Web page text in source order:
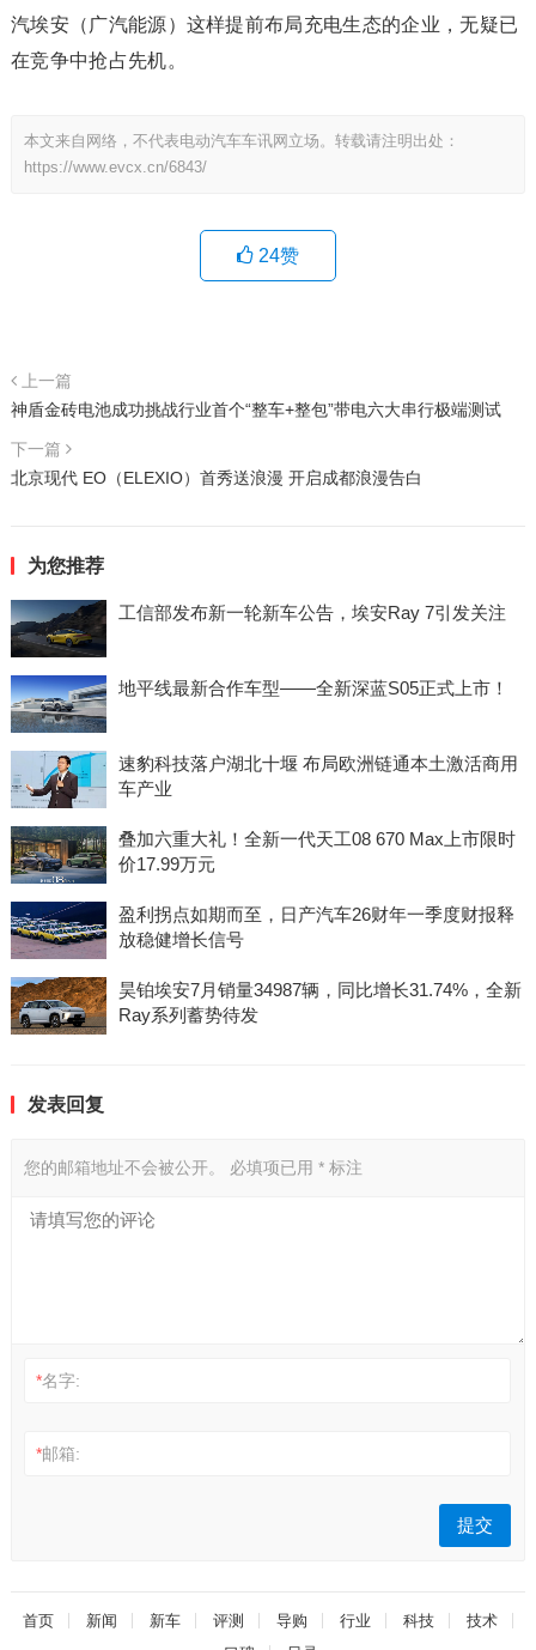
汽埃安（广汽能源）这样提前布局充电生态的企业，无疑已
在竞争中抢占先机。
本文来自网络，不代表电动汽车车讯网立场。转载请注明出处：
https://www.evcx.cn/6843/
24赞
上一篇
神盾金砖电池成功挑战行业首个“整车+整包”带电六大串行极端测试
下一篇
北京现代 EO（ELEXIO）首秀送浪漫 开启成都浪漫告白
为您推荐
工信部发布新一轮新车公告，埃安Ray 7引发关注
地平线最新合作车型——全新深蓝S05正式上市！
速豹科技落户湖北十堰 布局欧洲链通本土激活商用
车产业
叠加六重大礼！全新一代天工08 670 Max上市限时
价17.99万元
盈利拐点如期而至，日产汽车26财年一季度财报释
放稳健增长信号
昊铂埃安7月销量34987辆，同比增长31.74%，全新
Ray系列蓄势待发
发表回复
您的邮箱地址不会被公开。 必填项已用 *标注
*名字:
*邮箱:
首页 新闻 新车 评测 导购 行业 科技
技术